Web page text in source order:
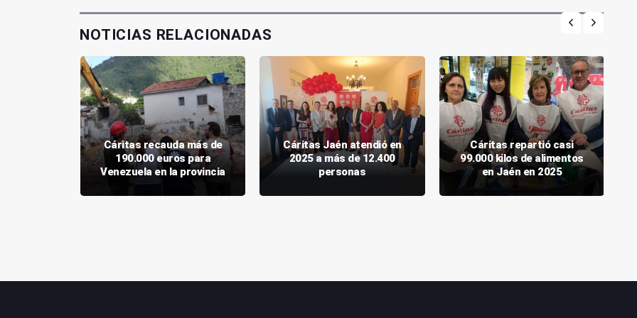
NOTICIAS RELACIONADAS
Cáritas recauda más de
190.000 euros para
Venezuela en la provincia
Cáritas Jaén atendió en
2025 a más de 12.400
personas
Cáritas repartió casi
99.000 kilos de alimentos
en Jaén en 2025